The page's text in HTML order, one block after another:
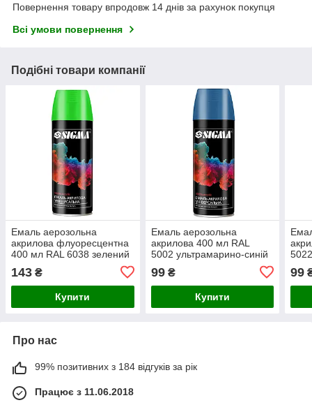
Повернення товару впродовж 14 днів за рахунок покупця
Всі умови повернення
Подібні товари компанії
Емаль аерозольна
акрилова флуоресцентна
400 мл RAL 6038 зелений
143 ₴
Купити
Емаль аерозольна
акрилова 400 мл RAL
5002 ультрамарино-синій
глянець SIGMA (2737141)
99₴
Купити
99
Про нас
99% позитивних з 184 відгуків за рік
Працює з 11.06.2018